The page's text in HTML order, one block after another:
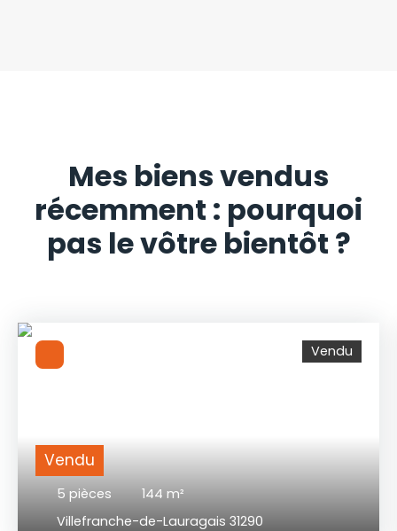
Mes biens vendus
récemment : pourquoi
pas le vôtre bientôt ?
Vendu
5 pièces 144 m²
Villefranche-de-Lauragais 31290
Vendu